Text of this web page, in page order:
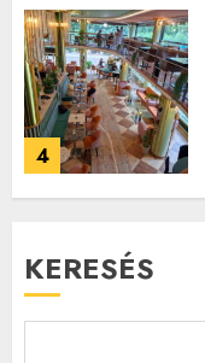
4
KERESÉS